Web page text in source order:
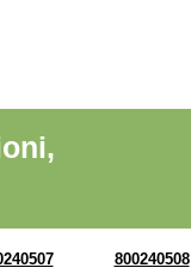
800240508